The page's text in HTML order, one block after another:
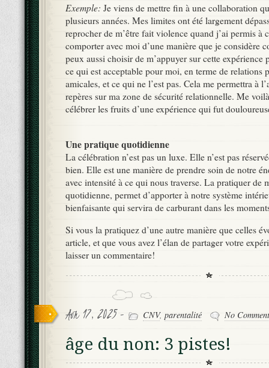
Exemple: Je viens de mettre fin à une collaboration
plusieurs années. Mes limites ont été largement
reprocher de m’être fait violence quand j’ai permis à
comporter avec moi d’une manière que je considère
peux aussi choisir de m’appuyer sur cette
ce qui est acceptable pour moi, en terme de relations
amicales, et ce qui ne l’est pas. Cela me permettra à
repères sur ma zone de sécurité relationnelle. Me
célébrer les fruits d’une expérience qui fut
Une pratique quotidienne
La célébration n’est pas un luxe. Elle n’est pas
bien. Elle est une manière de prendre soin de notre
avec intensité à ce qui nous traverse. La pratiquer de
quotidienne, permet d’apporter à notre système
bienfaisante qui servira de carburant dans les
Si vous la pratiquez d’une autre manière que celles
article, et que vous avez l’élan de partager votre
laisser un commentaire!
Avr 17, 2025 - CNV, parentalité No
âge du non: 3 pistes!